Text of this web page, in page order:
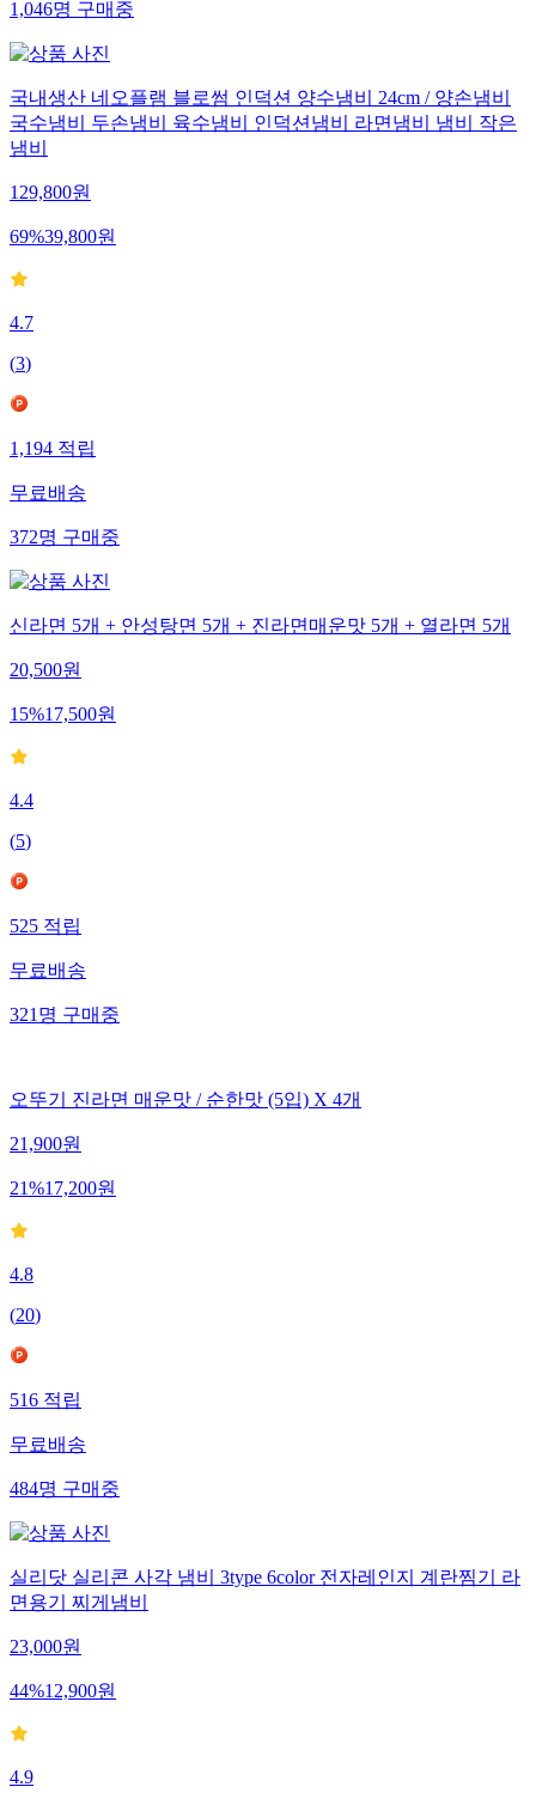
1,046명구매중
국내생산 네오플램 블로썸 인덕션 양수냄비 24cm / 양손냄비
국수냄비 두손냄비 육수냄비 인덕션냄비 라면냄비 냄비 작은
냄비
129,800원
69%39,800원
4.7
(3)
1,194적립
무료배송
372명구매중
신라면 5개 + 안성탕면 5개 + 진라면매운맛 5개 + 열라면 5개
20,500원
15%17,500원
4.4
(5)
525적립
무료배송
321명구매중
오뚜기 진라면 매운맛 / 순한맛 (5입) X 4개
21,900원
21%17,200원
4.8
(20)
516적립
무료배송
484명구매중
실리닷 실리콘 사각 냄비 3type 6color 전자레인지 계란찜기 라
면용기 찌게냄비
23,000원
44%12,900원
4.9